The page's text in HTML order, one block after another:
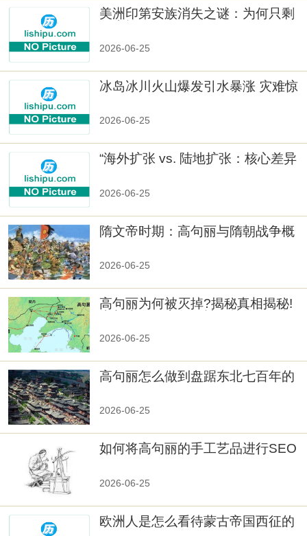
美洲印第安族消失之谜：为何只剩
2026-06-25
冰岛冰川火山爆发引水暴涨 灾难惊
2026-06-25
“海外扩张 vs. 陆地扩张：核心差异
2026-06-25
隋文帝时期：高句丽与隋朝战争概
2026-06-25
高句丽为何被灭掉?揭秘真相揭秘!
2026-06-25
高句丽怎么做到盘踞东北七百年的
2026-06-25
如何将高句丽的手工艺品进行SEO
2026-06-25
欧洲人是怎么看待蒙古帝国西征的